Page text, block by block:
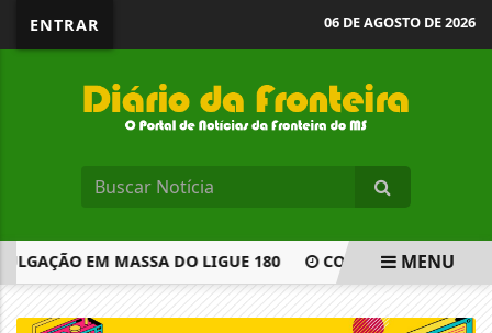
ENTRAR 06 DE AGOSTO DE 2026
EM MASSA DO LIGUE 180 COMISSÃO APROVA
MENU